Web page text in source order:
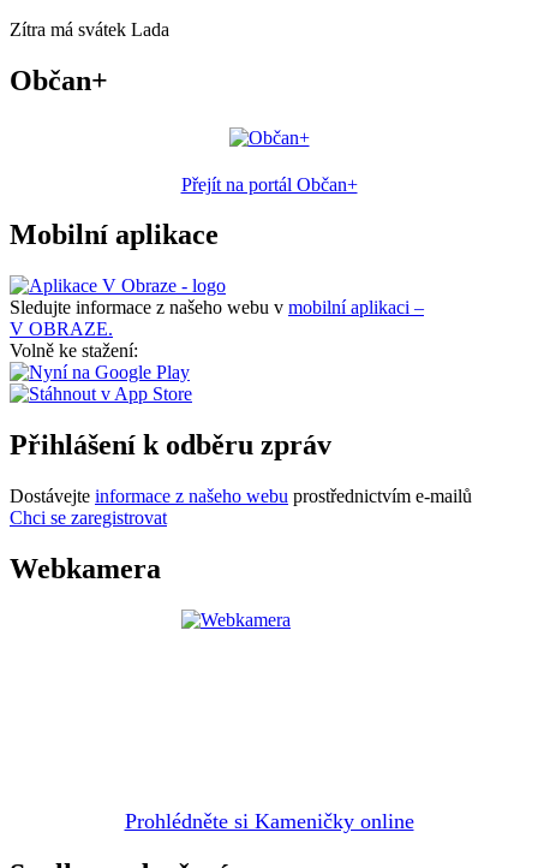
Zítra má svátek Lada
Občan+
Přejít na portál Občan+
Mobilní aplikace
Sledujte informace z našeho webu v mobilní aplikaci –
V OBRAZE.
Volně ke stažení:
Přihlášení k odběru zpráv
Dostávejte informace z našeho webu prostřednictvím e-mailů
Chci se zaregistrovat
Webkamera
Prohlédněte si Kameničky online